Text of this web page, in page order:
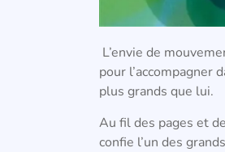
L’envie de
pour
plus grands que lui.
Au fil des pages et
confie l’un des